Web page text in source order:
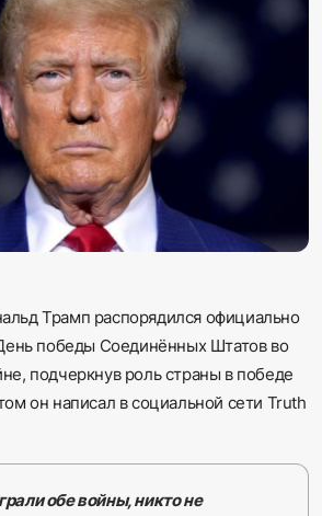
Трамп распорядился официально
победы Соединённых Штатов во
подчеркнув роль страны в победе
он написал в социальной сети Truth
обе войны, никто не